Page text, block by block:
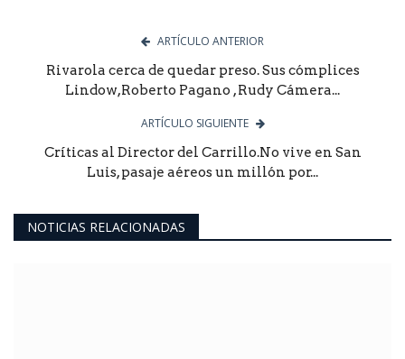
ARTÍCULO ANTERIOR
Rivarola cerca de quedar preso. Sus cómplices
Lindow,Roberto Pagano , Rudy Cámera...
ARTÍCULO SIGUIENTE
Críticas al Director del Carrillo.No vive en San
Luis, pasaje aéreos un millón por...
NOTICIAS RELACIONADAS